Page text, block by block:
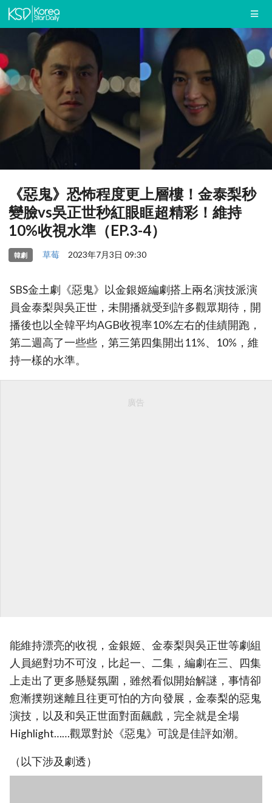
《惡鬼》恐怖程度更上層樓！金泰梨秒
變臉vs吳正世秒紅眼眶超精彩！維持
10%收視水準（EP.3-4）
韓劇 草莓 2023年7月3日 09:30
SBS金土劇《惡鬼》以金銀姬編劇搭上兩名演技派演
員金泰梨與吳正世，未開播就受到許多觀眾期待，開
播後也以全韓平均AGB收視率10%左右的佳績開跑，
第二週高了一些些，第三第四集開出11%、10%，維
持一樣的水準。
廣告
能維持漂亮的收視，金銀姬、金泰梨與吳正世等劇組
人員絕對功不可沒，比起一、二集，編劇在三、四集
上走出了更多懸疑氛圍，雖然看似開始解謎，事情卻
愈漸撲朔迷離且往更可怕的方向發展，金泰梨的惡鬼
演技，以及和吳正世面對面飆戲，完全就是全場
Highlight……觀眾對於《惡鬼》可說是佳評如潮。
（以下涉及劇透）